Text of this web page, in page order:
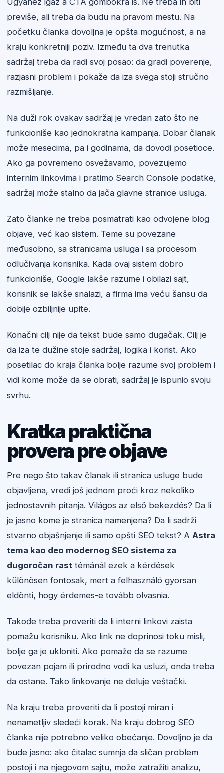
previše, ali treba da budu na pravom mestu. Na
početku članka dovoljna je opšta mogućnost, a na
kraju konkretniji poziv. Između ta dva trenutka
sadržaj treba da radi svoj posao: da gradi poverenje,
razjasni problem i pokaže da iza svega stoji stručno
razmišljanje.
Na duži rok ovakav sadržaj je vredan zato što ne
funkcioniše kao jednokratna kampanja. Dobar članak
može mesecima, pa i godinama, da dovodi posetioce.
Ako ga povremeno osvežavamo, povezujemo
internim linkovima i pratimo Search Console podatke,
sadržaj može stalno da jača glavne stranice usluga.
Zato članke ne treba posmatrati kao odvojene blog
objave, već kao sistem. Teme su povezane
međusobno, sa stranicama usluga i sa procesom
odlučivanja korisnika. Kada ovaj sistem dobro
funkcioniše, Google lakše razume i obilazi sajt,
korisnik se lakše snalazi, a firma ima veću šansu da
dobije ozbiljnije upite.
Konačni cilj nije da tekst bude samo dugačak. Cilj je
da iza te dužine stoje sadržaj, logika i korist. Ako
posetilac do kraja članka bolje razume svoj problem i
vidi kome može da se obrati, sadržaj je ispunio svoju
svrhu.
Kratka praktična
provera pre objave
Pre nego što takav članak ili stranica usluge bude
objavljena, vredi još jednom proći kroz nekoliko
jednostavnih pitanja. Világos az első bekezdés? Da li
je jasno kome je stranica namenjena? Da li sadrži
stvarno objašnjenje ili samo opšti SEO tekst? A Astra
tema kao deo modernog SEO sistema za
dugoročan rast témánál ezek a kérdések
különösen fontosak, mert a felhasználó gyorsan
eldönti, hogy érdemes-e tovább olvasnia.
Takođe treba proveriti da li interni linkovi zaista
pomažu korisniku. Ako link ne doprinosi toku misli,
bolje ga je ukloniti. Ako pomaže da se razume
povezan pojam ili prirodno vodi ka usluzi, onda treba
da ostane. Tako linkovanje ne deluje veštački.
Na kraju treba proveriti da li postoji miran i
nenametljiv sledeći korak. Na kraju dobrog SEO
članka nije potrebno veliko obećanje. Dovoljno je da
bude jasno: ako čitalac sumnja da sličan problem
postoji i na njegovom sajtu, može zatražiti analizu,